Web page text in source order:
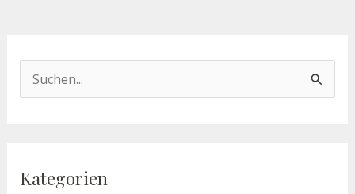
e
Kategorien